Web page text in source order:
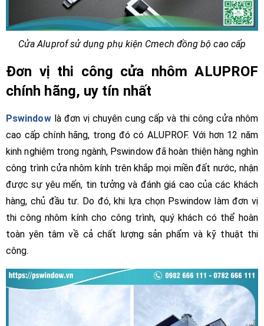
Cửa Aluprof sử dụng phụ kiện Cmech đồng bộ cao cấp
Đơn vị thi công cửa nhôm ALUPROF
chính hãng, uy tín nhất
Pswindowlà đơn vị chuyên cung cấp và thi công cửa nhôm
cao cấp chính hãng, trong đó có ALUPROF. Với hơn 12 năm
kinh nghiệm trong ngành, Pswindow đã hoàn thiện hàng nghìn
công trình cửa nhôm kính trên khắp mọi miền đất nước, nhận
được sự yêu mến, tin tưởng và đánh giá cao của các khách
hàng, chủ đầu tư. Do đó, khi lựa chọn Pswindow làm đơn vị
thi công nhôm kính cho công trình, quý khách có thể hoàn
toàn yên tâm về cả chất lượng sản phẩm và kỹ thuật thi
công.